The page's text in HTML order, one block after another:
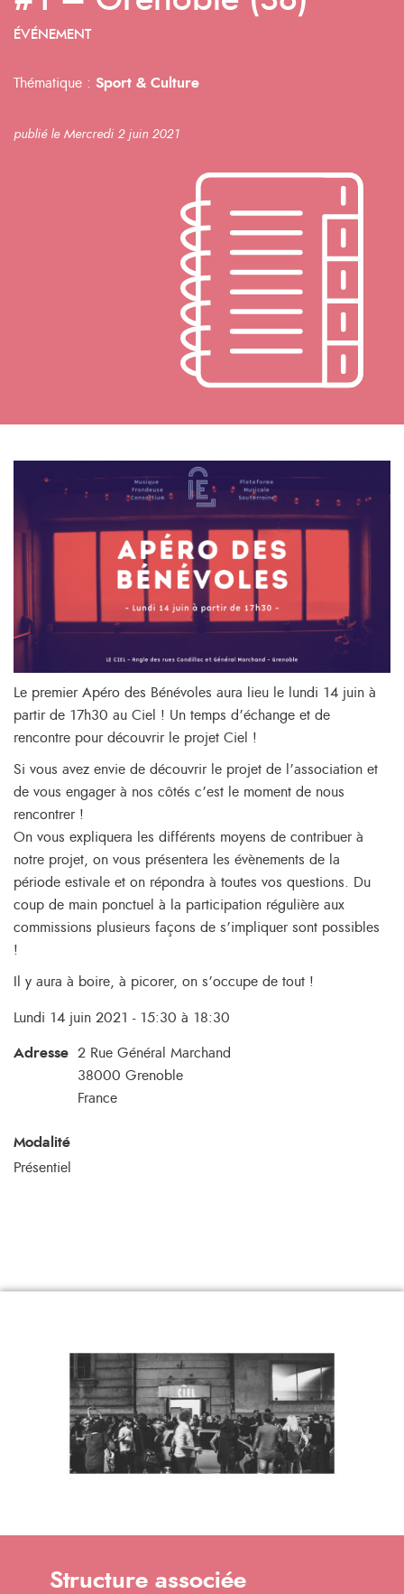
ÉVÉNEMENT
Thématique : Sport & Culture
publié le Mercredi 2 juin 2021
Le premier Apéro des Bénévoles aura lieu le lundi 14 juin à
partir de 17h30 au Ciel ! Un temps d’échange et de
rencontre pour découvrir le projet Ciel !
Si vous avez envie de découvrir le projet de l’association et
de vous engager à nos côtés c’est le moment de nous
rencontrer !
On vous expliquera les différents moyens de contribuer à
notre projet, on vous présentera les évènements de la
période estivale et on répondra à toutes vos questions. Du
coup de main ponctuel à la participation régulière aux
commissions plusieurs façons de s’impliquer sont possibles
!
Il y aura à boire, à picorer, on s’occupe de tout !
Lundi 14 juin 2021 - 15:30 à 18:30
Adresse
2 Rue Général Marchand
38000 Grenoble
France
Modalité
Présentiel
Structure associée